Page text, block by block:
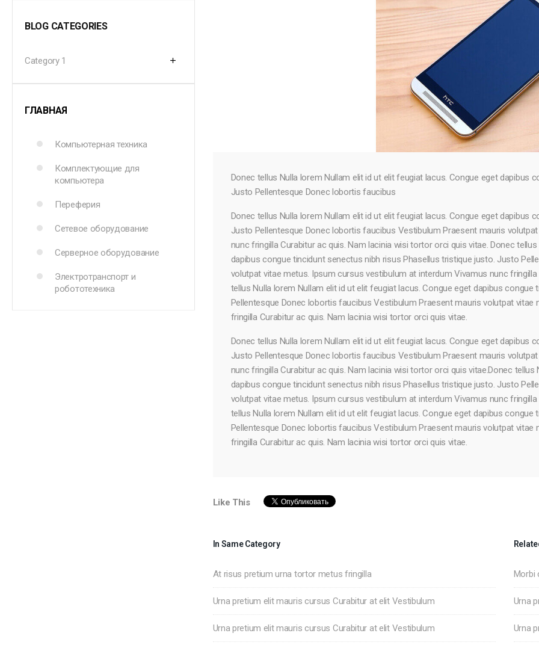
BLOG CATEGORIES
Category 1 add
ГЛАВНАЯ
Компьютерная техника
Комплектующие для
компьютера
Переферия
Сетевое оборудование
Серверное оборудование
Электротранспорт и
робототехника
Donec tellus Nulla lorem Nullam elit id ut elit feugiat lacus. Congue eget dapibus
Justo Pellentesque Donec lobortis faucibus
Donec tellus Nulla lorem Nullam elit id ut elit feugiat lacus. Congue eget dapibus
Justo Pellentesque Donec lobortis faucibus Vestibulum Praesent mauris
nunc fringilla Curabitur ac quis. Nam lacinia wisi tortor orci quis vitae. Donec
dapibus congue tincidunt senectus nibh risus Phasellus tristique justo. Justo
volutpat vitae metus. Ipsum cursus vestibulum at interdum Vivamus nunc
tellus Nulla lorem Nullam elit id ut elit feugiat lacus. Congue eget dapibus
Pellentesque Donec lobortis faucibus Vestibulum Praesent mauris volutpat
fringilla Curabitur ac quis. Nam lacinia wisi tortor orci quis vitae.
Donec tellus Nulla lorem Nullam elit id ut elit feugiat lacus. Congue eget dapibus
Justo Pellentesque Donec lobortis faucibus Vestibulum Praesent mauris
nunc fringilla Curabitur ac quis. Nam lacinia wisi tortor orci quis vitae.Donec
dapibus congue tincidunt senectus nibh risus Phasellus tristique justo. Justo
volutpat vitae metus. Ipsum cursus vestibulum at interdum Vivamus nunc
tellus Nulla lorem Nullam elit id ut elit feugiat lacus. Congue eget dapibus
Pellentesque Donec lobortis faucibus Vestibulum Praesent mauris volutpat
fringilla Curabitur ac quis. Nam lacinia wisi tortor orci quis vitae.
Like This
In Same Category
At risus pretium urna tortor metus fringilla
Urna pretium elit mauris cursus Curabitur at elit Vestibulum
Urna pretium elit mauris cursus Curabitur at elit Vestibulum
Morbi
Urna
Urna